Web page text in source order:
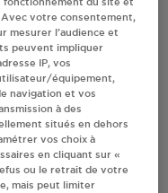
MONTECH
votre consentement,
mesurer l’audience et
peuvent impliquer
IP, vos
équipement,
navigation et vos
à des
situés en dehors
vos choix à
en cliquant sur «
ou le retrait de votre
mais peut limiter